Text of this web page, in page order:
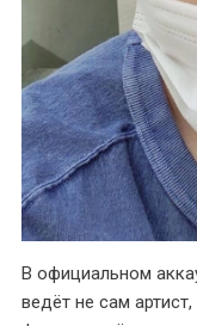
В официальном
ведёт не сам